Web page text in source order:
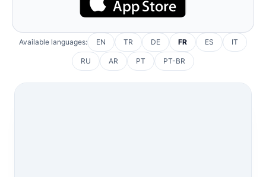
Available languages: EN TR DE FR ES IT
RU AR PT PT-BR